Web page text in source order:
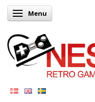
Skifte navigation
Menu